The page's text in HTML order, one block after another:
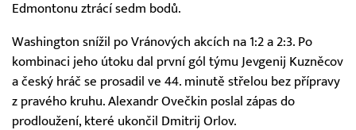
Edmontonu ztrácí sedm bodů.
Washington snížil po Vránových akcích na 1:2 a 2:3. Po
kombinaci jeho útoku dal první gól týmu Jevgenij Kuzněcov
a český hráč se prosadil ve 44. minutě střelou bez přípravy
z pravého kruhu. Alexandr Ovečkin poslal zápas do
prodloužení, které ukončil Dmitrij Orlov.